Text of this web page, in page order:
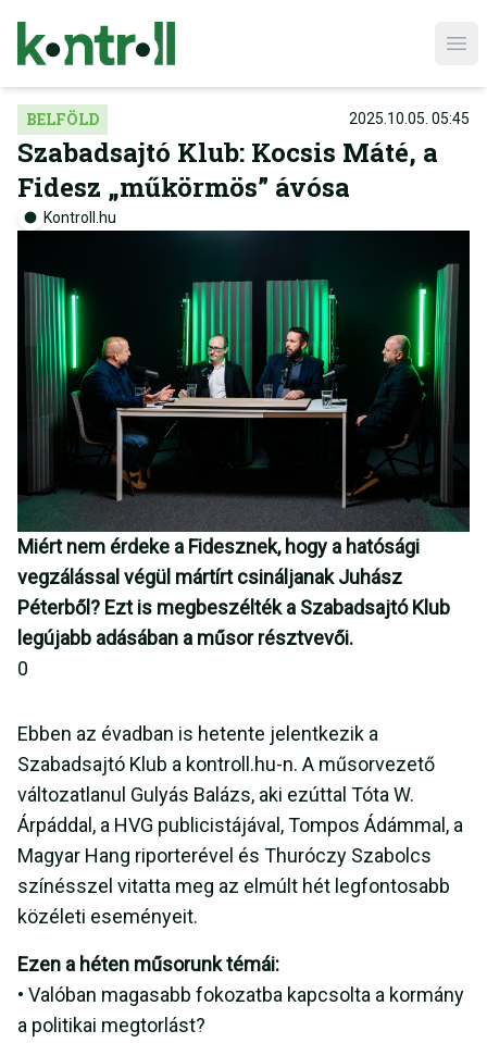
BELFÖLD 2025.10.05. 05:45
Szabadsajtó Klub: Kocsis Máté, a
Fidesz „műkörmös” ávósa
Kontroll.hu
Miért nem érdeke a Fidesznek, hogy a hatósági
vegzálással végül mártírt csináljanak Juhász
Péterből? Ezt is megbeszélték a Szabadsajtó Klub
legújabb adásában a műsor résztvevői.
0
Ebben az évadban is hetente jelentkezik a
Szabadsajtó Klub a kontroll.hu-n. A műsorvezető
változatlanul Gulyás Balázs, aki ezúttal Tóta W.
Árpáddal, a HVG publicistájával, Tompos Ádámmal, a
Magyar Hang riporterével és Thuróczy Szabolcs
színésszel vitatta meg az elmúlt hét legfontosabb
közéleti eseményeit.
Ezen a héten műsorunk témái:
• Valóban magasabb fokozatba kapcsolta a kormány
a politikai megtorlást?